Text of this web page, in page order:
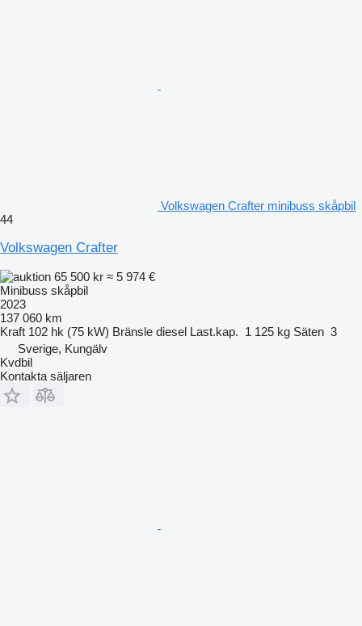
Volkswagen Crafter minibuss skåpbil
44
Volkswagen Crafter
65 500 kr ≈ 5 974 €
Minibuss skåpbil
2023
137 060 km
Kraft 102 hk (75 kW) Bränsle diesel Last.kap. 1 125 kg Säten 3
Sverige, Kungälv
Kvdbil
Kontakta säljaren